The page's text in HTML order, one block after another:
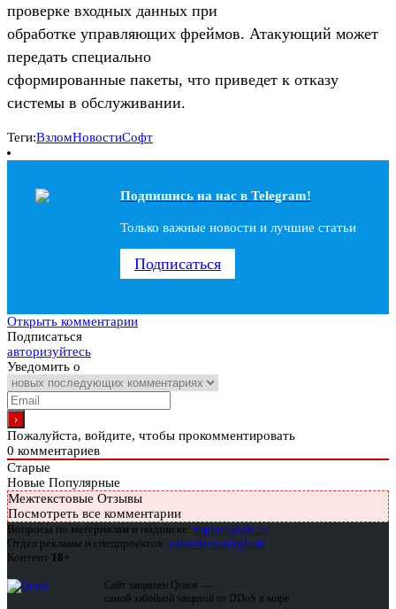
проверке входных данных при
обработке управляющих фреймов. Атакующий может
передать специально
сформированные пакеты, что приведет к отказу
системы в обслуживании.
Теги:ВзломНовостиСофт
Подпишись на наc в Telegram!
Только важные новости и лучшие статьи
Подписаться
Открыть комментарии
Подписаться
авторизуйтесь
Уведомить о
Пожалуйста, войдите, чтобы прокомментировать
0 комментариев
Старые
Новые Популярные
Межтекстовые Отзывы
Посмотреть все комментарии
Вопросы по материалам и подписке: support@glc.ru
Отдел рекламы и спецпроектов: yakovleva.a@glc.ru
Контент 18+
Сайт защищен Qrator —
самой забойной защитой от DDoS в мире